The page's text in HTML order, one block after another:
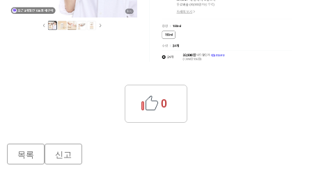
0
목록 신고